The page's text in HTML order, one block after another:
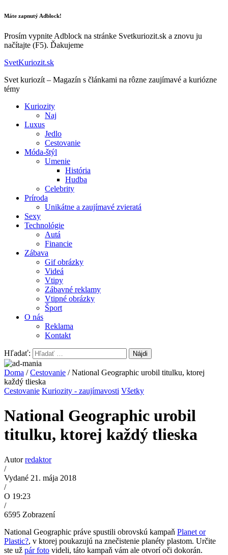
Máte zapnutý Adblock!
Prosím vypnite Adblock na stránke Svetkuriozit.sk a znovu ju
načítajte (F5). Ďakujeme
SvetKuriozit.sk
Svet kuriozít – Magazín s článkami na rôzne zaujímavé a kuriózne
témy
Kuriozity
Naj
Luxus
Jedlo
Cestovanie
Móda-štýl
Umenie
História
Hudba
Celebrity
Príroda
Unikátne a zaujímavé zvieratá
Sexy
Technológie
Autá
Financie
Zábava
Gif obrázky
Videá
Vtipy
Zábavné reklamy
Vtipné obrázky
Šport
O nás
Reklama
Kontakt
Hľadať:
Doma /Cestovanie / National Geographic urobil titulku, ktorej
každý tlieska
Cestovanie Kuriozity - zaujímavosti Všetky
National Geographic urobil
titulku, ktorej každý tlieska
Autorredaktor
/
Vydané 21. mája 2018
/
O 19:23
/
6595 Zobrazení
National Geographic práve spustili obrovskú kampaň Planet or
Plastic?, v ktorej poukazujú na znečistenie planéty plastom. Určite
ste už pár foto videli, táto kampaň vám ale otvorí oči dokorán.